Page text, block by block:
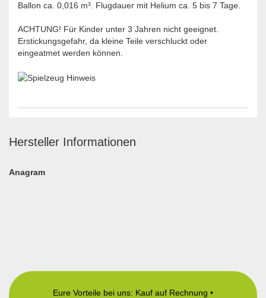
Ballon ca. 0,016 m³. Flugdauer mit Helium ca. 5 bis 7 Tage.
ACHTUNG! Für Kinder unter 3 Jahren nicht geeignet.
Erstickungsgefahr, da kleine Teile verschluckt oder
eingeatmet werden können.
Hersteller Informationen
Anagram
Eure Vorteile bei uns: Kauf auf Rechnung •